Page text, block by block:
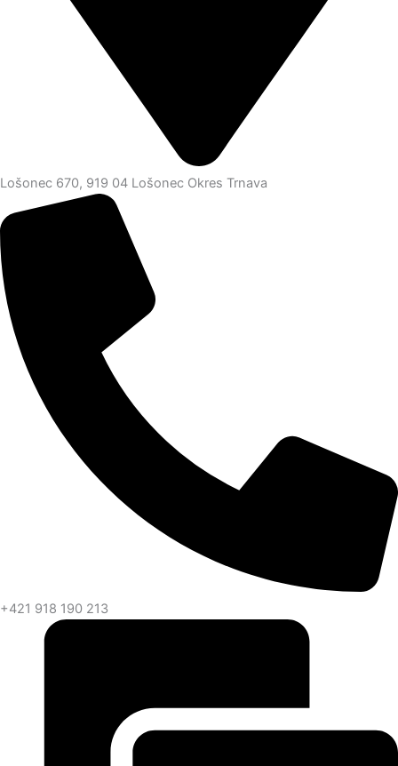
Lošonec 670, 919 04 Lošonec Okres Trnava
+421 918 190 213